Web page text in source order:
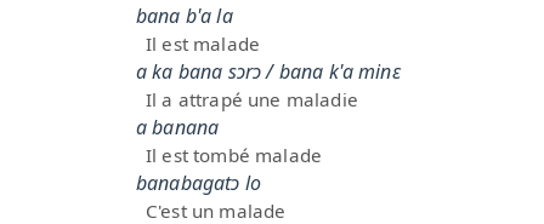
bana b'a la
Il est malade
a ka bana sɔrɔ / bana k'a minɛ
Il a attrapé une maladie
a banana
Il est tombé malade
banabagatɔ lo
C'est un malade